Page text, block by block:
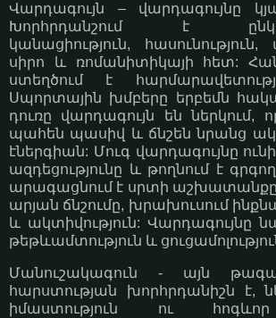
Վարդագույն – վարդագույնը
Խորհրդանշում է
կանացիություն,
սիրո և ռոմանիտիկայի հետ:
ստեղծում է
Սպորտային խմբերը երբեմն
դուռը վարդագույն են ներկում,
պահեն պասիվ և ճնշեն նրանց
էներգիան: Մուգ վարդագույնը
ազդեցությունը և թողնում է
արագացնում է սրտի
արյան ճնշումը, խրախուսում
և ակտիվություն: Վարդագույնը
թեթևամտություն և
Մանուշակագուն - այն
հարստության խորհրդանիշն է,
իմաստություն ու